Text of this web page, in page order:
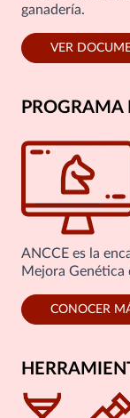
ganadería.
VER
PROGRAMA
ANCCE es la
Mejora Genética
CONOCER